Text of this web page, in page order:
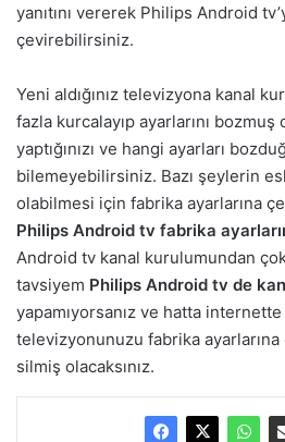
yanıtını vererek Philips Android
çevirebilirsiniz.
Yeni aldığınız televizyona kanal
fazla kurcalayıp ayarlarını
yaptığınızı ve hangi ayarları
bilemeyebilirsiniz. Bazı şeylerin
olabilmesi için fabrika ayarlarına
Philips Android tv fabrika
Android tv kanal kurulumundan
tavsiyem Philips Android tv de
yapamıyorsanız ve hatta
televizyonunuzu fabrika
silmiş olacaksınız.